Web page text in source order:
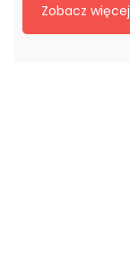
Zobacz więcej